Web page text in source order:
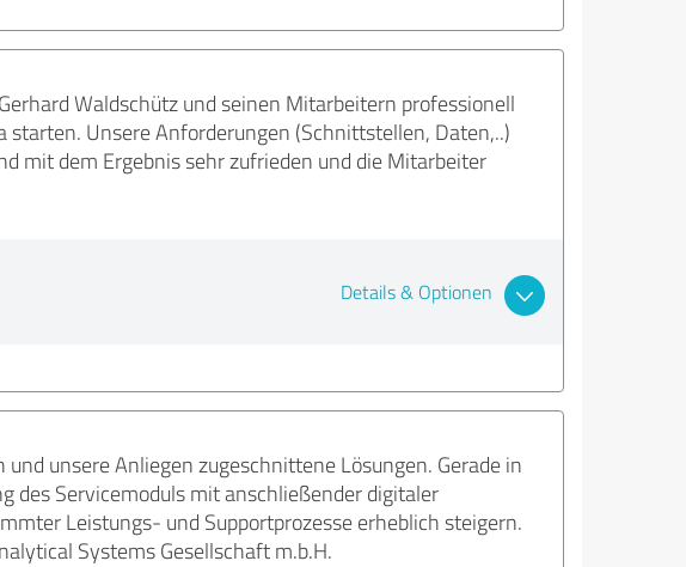
Waldschütz und seinen Mitarbeitern professionell
Unsere Anforderungen (Schnittstellen, Daten,..)
mit dem Ergebnis sehr zufrieden und die Mitarbeiter
Details & Optionen
unsere Anliegen zugeschnittene Lösungen. Gerade in
des Servicemoduls mit anschließender digitaler
Leistungs- und Supportprozesse erheblich steigern.
Systems Gesellschaft m.b.H.